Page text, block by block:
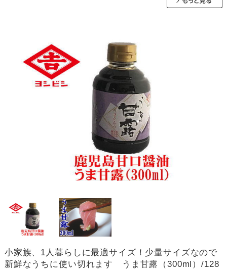
小家族、1人暮らしに最適サイズ！少量サイズなので
新鮮なうちに使い切れます うま甘露（300ml）/128